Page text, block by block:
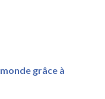
grâce à